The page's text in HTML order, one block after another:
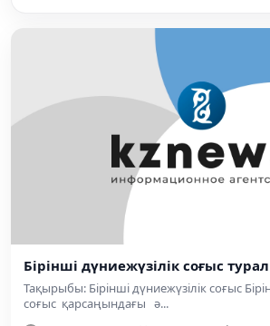
Бірінші дүниежүзілік соғыс
Тақырыбы: Бірінші дүниежүзілік соғыс
соғыс қарсаңындағы ә...